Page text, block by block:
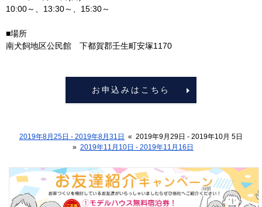
10:00～、13:30～、15:30～
■場所
南犬飼地区公民館 下都賀郡壬生町安塚1170
お申込みはこちら
2019年8月25日 - 2019年8月31日 « 2019年9月29日 - 2019年10月 5日
» 2019年11月10日 - 2019年11月16日